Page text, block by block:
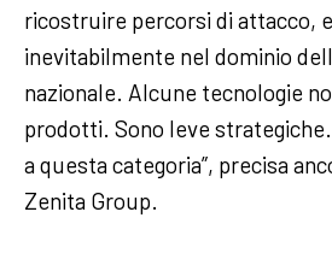
ricostruire percorsi di attacco,
inevitabilmente nel dominio
nazionale. Alcune tecnologie
prodotti. Sono leve
a questa categoria”, precisa
Zenita Group.